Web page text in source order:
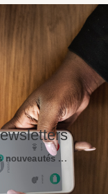
nouveautés ...